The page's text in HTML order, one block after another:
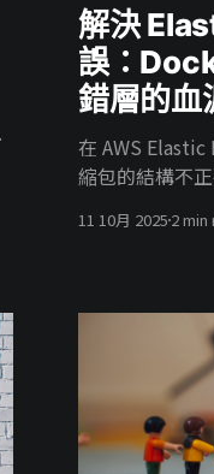
解決
誤：
錯層的血
在 AWS
縮包的結構不
部署失敗。
11 10月 20252 min